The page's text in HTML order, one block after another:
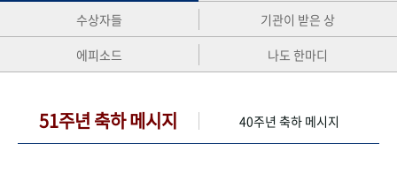
수상자들
기관이 받은 상
에피소드
나도 한마디
51주년 축하 메시지 40주년 축하 메시지